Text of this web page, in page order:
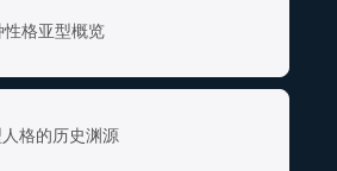
性格亚型概览
格的历史渊源